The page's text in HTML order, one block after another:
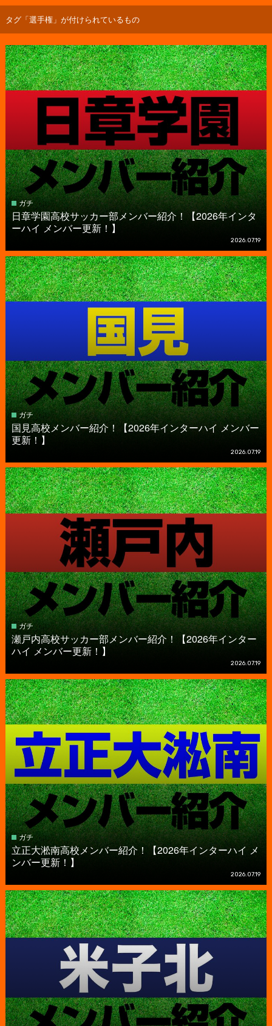
タグ「選手権」が付けられているもの
ガチ
日章学園高校サッカー部メンバー紹介！【2026年インタ
ーハイ メンバー更新！】
2026.07.19
ガチ
国見高校メンバー紹介！【2026年インターハイ メンバー
更新！】
2026.07.19
ガチ
瀬戸内高校サッカー部メンバー紹介！【2026年インター
ハイ メンバー更新！】
2026.07.19
ガチ
立正大淞南高校メンバー紹介！【2026年インターハイ メ
ンバー更新！】
2026.07.19